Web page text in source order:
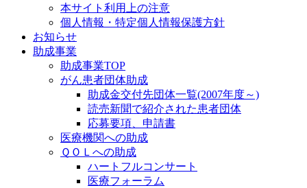
本サイト利用上の注意
個人情報・特定個人情報保護方針
お知らせ
助成事業
助成事業TOP
がん患者団体助成
助成金交付先団体一覧(2007年度～)
読売新聞で紹介された患者団体
応募要項、申請書
医療機関への助成
ＱＯＬへの助成
ハートフルコンサート
医療フォーラム